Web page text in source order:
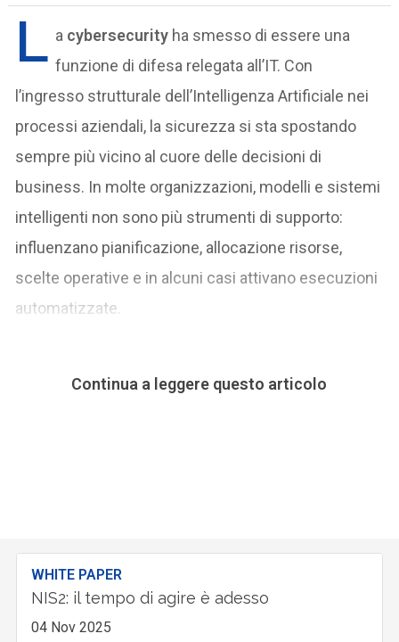
L a cybersecurity ha smesso di essere una
funzione di difesa relegata all’IT. Con
l’ingresso strutturale dell’Intelligenza Artificiale nei
processi aziendali, la sicurezza si sta spostando
sempre più vicino al cuore delle decisioni di
business. In molte organizzazioni, modelli e sistemi
intelligenti non sono più strumenti di supporto:
influenzano pianificazione, allocazione risorse,
scelte operative e in alcuni casi attivano esecuzioni
automatizzate.
Continua a leggere questo articolo
WHITE PAPER
NIS2: il tempo di agire è adesso
04 Nov 2025